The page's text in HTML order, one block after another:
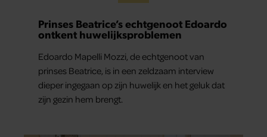
Prinses Beatrice’s echtgenoot Edoardo
ontkent huwelijksproblemen
Edoardo Mapelli Mozzi, de echtgenoot van
prinses Beatrice, is in een zeldzaam interview
dieper ingegaan op zijn huwelijk en het geluk dat
zijn gezin hem brengt.